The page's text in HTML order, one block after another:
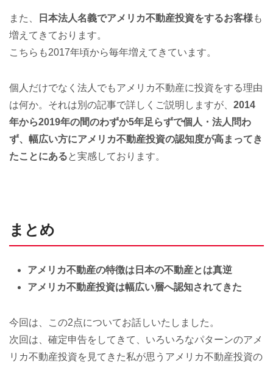
また、 日本法人名義でアメリカ不動産投資をするお客様も
増えてきております。
こちらも2017年頃から毎年増えてきています。
個人だけでなく法人でもアメリカ不動産に投資をする理由
は何か。それは別の記事で詳しくご説明しますが、 2014
年から2019年の間のわずか5年足らずで個人・法人問わ
ず、幅広い方にアメリカ不動産投資の認知度が高まってき
たことにあると実感しております。
まとめ
アメリカ不動産の特徴は日本の不動産とは真逆
アメリカ不動産投資は幅広い層へ認知されてきた
今回は、この2点についてお話しいたしました。
次回は、確定申告をしてきて、いろいろなパターンのアメ
リカ不動産投資を見てきた私が思うアメリカ不動産投資の